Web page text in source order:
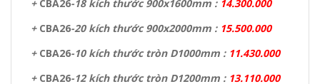
+ CBA26-18 kích thước 900x1600mm :14.300.000
+ CBA26-20 kích thước 900x2000mm :15.500.000
+ CBA26-10 kích thước tròn D1000mm :11.430.000
+ CBA26-12 kích thước tròn D1200mm :13.110.000